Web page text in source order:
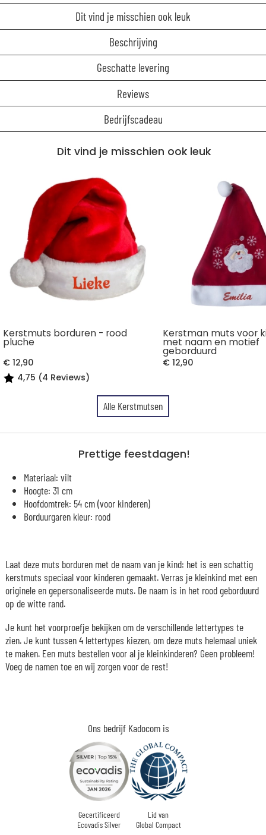
Dit vind je misschien ook leuk
Beschrijving
Geschatte levering
Reviews
Bedrijfscadeau
Dit vind je misschien ook leuk
Kerstmuts borduren - rood
pluche
€ 12,90
4,75 (4 Reviews)
Kerstman muts voor
met naam en motief
geborduurd
€ 12,90
Alle Kerstmutsen
Prettige feestdagen!
Materiaal: vilt
Hoogte: 31 cm
Hoofdomtrek: 54 cm (voor kinderen)
Borduurgaren kleur: rood
Ons bedrijf Kadocom is
Gecertificeerd
Ecovadis Silver
Lid van
Global Compact
Laat deze muts borduren met de naam van je kind: het is een schattig
kerstmuts speciaal voor kinderen gemaakt. Verras je kleinkind met een
originele en gepersonaliseerde muts. De naam is in het rood geborduurd
op de witte rand.
Je kunt het voorproefje bekijken om de verschillende lettertypes te
zien. Je kunt tussen 4 lettertypes kiezen, om deze muts helemaal uniek
te maken. Een muts bestellen voor al je kleinkinderen? Geen probleem!
Voeg de namen toe en wij zorgen voor de rest!